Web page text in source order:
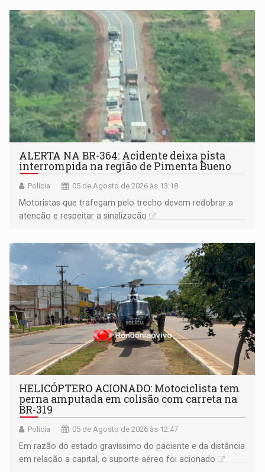
ALERTA NA BR-364: Acidente deixa pista
interrompida na região de Pimenta Bueno
Polícia 05 de Agosto de 2026 às 13:18
​Motoristas que trafegam pelo trecho devem redobrar a
atenção e respeitar a sinalização
HELICÓPTERO ACIONADO: Motociclista tem
perna amputada em colisão com carreta na
BR-319
Polícia 05 de Agosto de 2026 às 12:47
Em razão do estado gravíssimo do paciente e da distância
em relação a capital, o suporte aéreo foi acionado